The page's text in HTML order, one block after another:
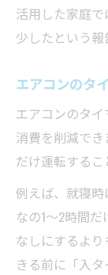
活用した家庭
少したという報
エアコンのタ
エアコンのタ
消費を削減で
だけ運転するこ
例えば、就寝
なの1～2時間
なしにするよ
きる前に「入